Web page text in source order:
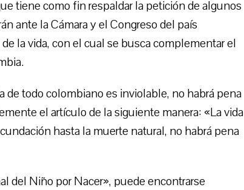
tiene como fin respaldar la petición de algunos
ante la Cámara y el Congreso del país
la vida, con el cual se busca complementar el
todo colombiano es inviolable, no habrá pena
el artículo de la siguiente manera: «La vida
hasta la muerte natural, no habrá pena
del Niño por Nacer», puede encontrarse